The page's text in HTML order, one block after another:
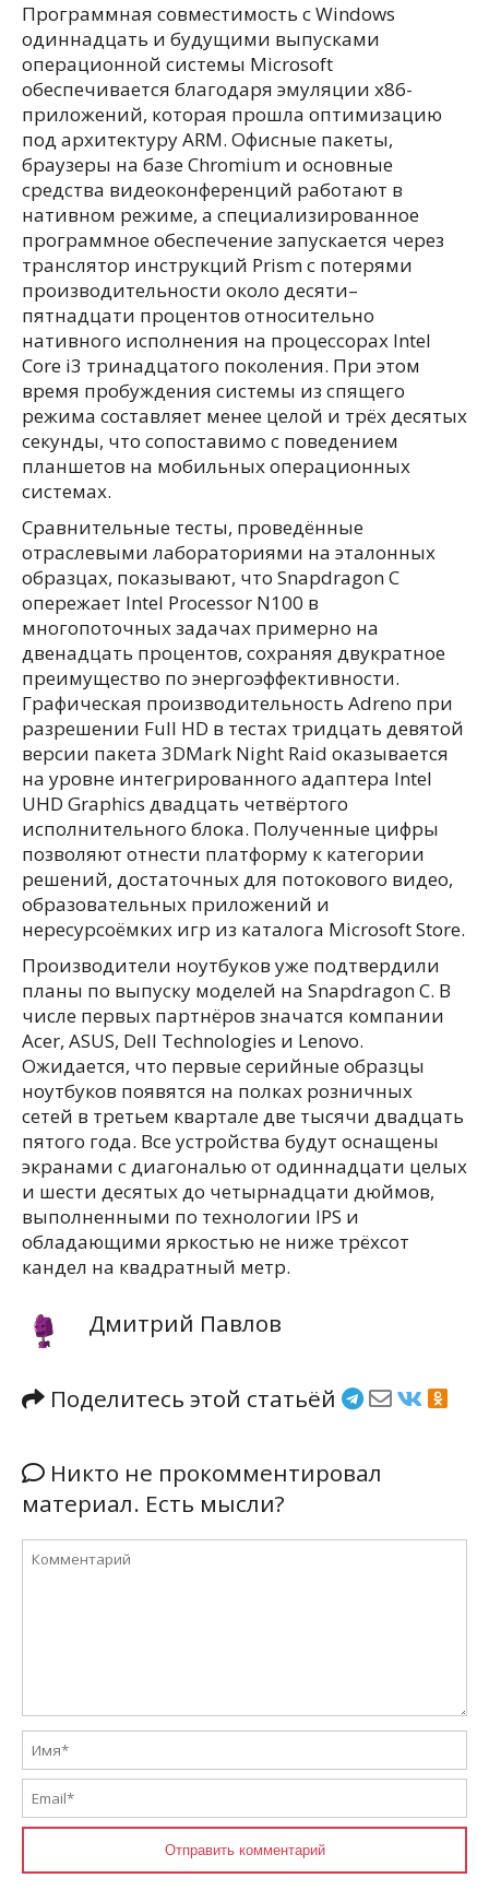
Программная совместимость с Windows
одиннадцать и будущими выпусками
операционной системы Microsoft
обеспечивается благодаря эмуляции x86-
приложений, которая прошла оптимизацию
под архитектуру ARM. Офисные пакеты,
браузеры на базе Chromium и основные
средства видеоконференций работают в
нативном режиме, а специализированное
программное обеспечение запускается через
транслятор инструкций Prism с потерями
производительности около десяти–
пятнадцати процентов относительно
нативного исполнения на процессорах Intel
Core i3 тринадцатого поколения. При этом
время пробуждения системы из спящего
режима составляет менее целой и трёх десятых
секунды, что сопоставимо с поведением
планшетов на мобильных операционных
системах.
Сравнительные тесты, проведённые
отраслевыми лабораториями на эталонных
образцах, показывают, что Snapdragon C
опережает Intel Processor N100 в
многопоточных задачах примерно на
двенадцать процентов, сохраняя двукратное
преимущество по энергоэффективности.
Графическая производительность Adreno при
разрешении Full HD в тестах тридцать девятой
версии пакета 3DMark Night Raid оказывается
на уровне интегрированного адаптера Intel
UHD Graphics двадцать четвёртого
исполнительного блока. Полученные цифры
позволяют отнести платформу к категории
решений, достаточных для потокового видео,
образовательных приложений и
нересурсоёмких игр из каталога Microsoft Store.
Производители ноутбуков уже подтвердили
планы по выпуску моделей на Snapdragon C. В
числе первых партнёров значатся компании
Acer, ASUS, Dell Technologies и Lenovo.
Ожидается, что первые серийные образцы
ноутбуков появятся на полках розничных
сетей в третьем квартале две тысячи двадцать
пятого года. Все устройства будут оснащены
экранами с диагональю от одиннадцати целых
и шести десятых до четырнадцати дюймов,
выполненными по технологии IPS и
обладающими яркостью не ниже трёхсот
кандел на квадратный метр.
Дмитрий Павлов
Поделитесь этой статьёй
Никто не прокомментировал
материал. Есть мысли?